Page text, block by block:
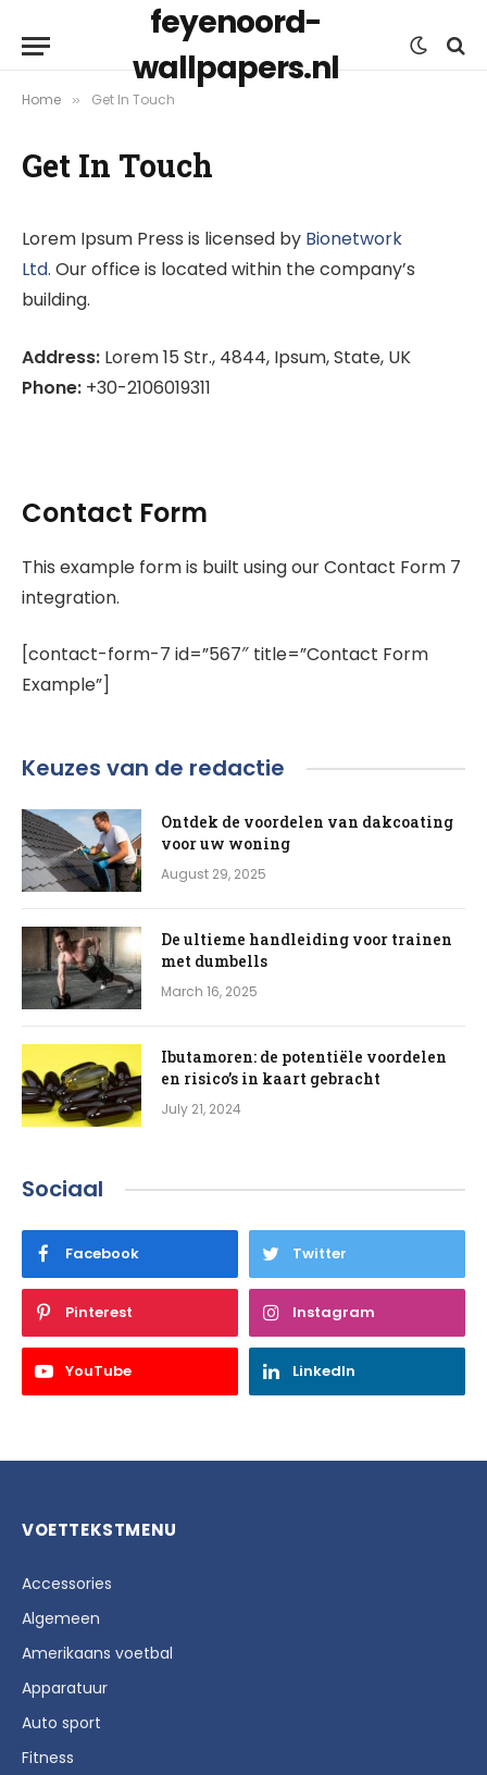
feyenoord-
wallpapers.nl
Home » Get In Touch
Get In Touch
Lorem Ipsum Press is licensed by Bionetwork
Ltd. Our office is located within the company’s
building.
Address: Lorem 15 Str., 4844, Ipsum, State, UK
Phone: +30-2106019311
Contact Form
This example form is built using our Contact Form 7
integration.
[contact-form-7 id=”567″ title=”Contact Form
Example”]
Keuzes van de redactie
Ontdek de voordelen van dakcoating
voor uw woning
August 29, 2025
De ultieme handleiding voor trainen
met dumbells
March 16, 2025
Ibutamoren: de potentiële voordelen
en risico’s in kaart gebracht
July 21, 2024
Sociaal
Facebook Twitter
Pinterest Instagram
YouTube LinkedIn
VOETTEKSTMENU
Accessories
Algemeen
Amerikaans voetbal
Apparatuur
Auto sport
Fitness